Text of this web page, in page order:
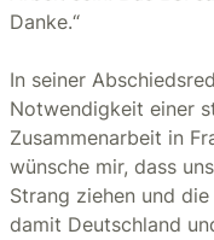
Danke.“
In seiner
Notwendigkeit einer
Zusammenarbeit in
wünsche mir, dass
Strang ziehen und
damit Deutschland